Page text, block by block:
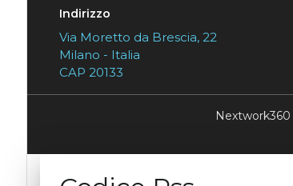
Indirizzo
Via Moretto da Brescia, 22
Milano - Italia
CAP 20133
Nextwork360